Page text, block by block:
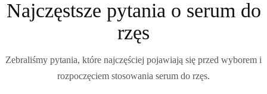
Najczęstsze pytania o serum do
rzęs
Zebraliśmy pytania, które najczęściej pojawiają się przed wyborem i
rozpoczęciem stosowania serum do rzęs.